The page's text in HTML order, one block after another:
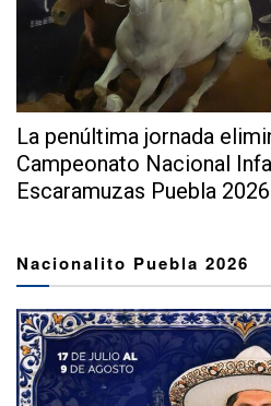
La penúltima jornada
Campeonato Nacional
Escaramuzas Puebla
Nacionalito Puebla 2026